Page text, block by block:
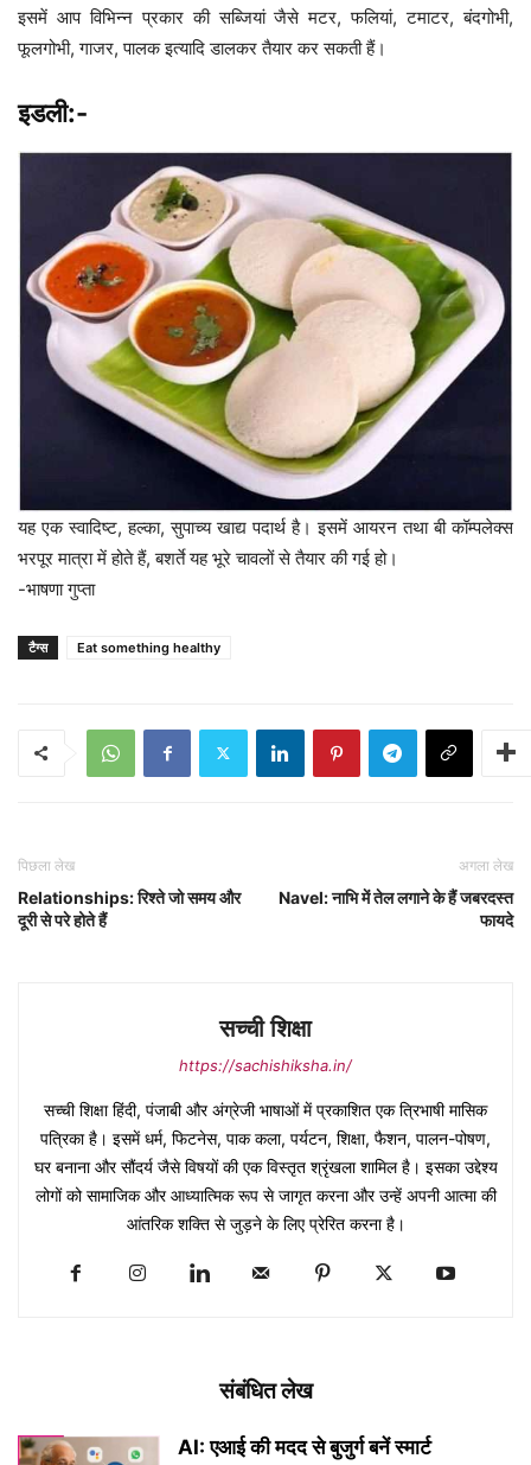
इसमें आप विभिन्न प्रकार की सब्जियां जैसे मटर, फलियां, टमाटर, बंदगोभी,
फूलगोभी, गाजर, पालक इत्यादि डालकर तैयार कर सकती हैं।
इडली:-
यह एक स्वादिष्ट, हल्का, सुपाच्य खाद्य पदार्थ है। इसमें आयरन तथा बी कॉम्पलेक्स
भरपूर मात्रा में होते हैं, बशर्ते यह भूरे चावलों से तैयार की गई हो।
-भाषणा गुप्ता
टैग्स Eat something healthy
पिछला लेख
Relationships: रिश्ते जो समय और
दूरी से परे होते हैं
अगला लेख
Navel: नाभि में तेल लगाने के हैं जबरदस्त
फायदे
सच्ची शिक्षा
https://sachishiksha.in/
सच्ची शिक्षा हिंदी, पंजाबी और अंग्रेजी भाषाओं में प्रकाशित एक त्रिभाषी मासिक
पत्रिका है। इसमें धर्म, फिटनेस, पाक कला, पर्यटन, शिक्षा, फैशन, पालन-पोषण,
घर बनाना और सौंदर्य जैसे विषयों की एक विस्तृत श्रृंखला शामिल है। इसका उद्देश्य
लोगों को सामाजिक और आध्यात्मिक रूप से जागृत करना और उन्हें अपनी आत्मा की
आंतरिक शक्ति से जुड़ने के लिए प्रेरित करना है।
संबंधित लेख
AI: एआई की मदद से बुजुर्ग बनें स्मार्ट